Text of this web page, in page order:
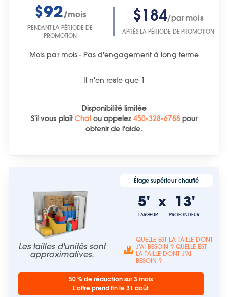
$92/mois
PENDANT LA PÉRIODE DE
PROMOTION
$184/par mois
APRÈS LA PÉRIODE DE PROMOTION
Mois par mois - Pas d'engagement à long terme
Il n'en reste que 1
Disponibilité limitée
S'il vous plaîtChatou appelez450-328-6788 pour
obtenir de l'aide.
Les tailles d'unités sont
approximatives.
Étage supérieur chauffé
5'
LARGEUR
x 13'
PROFONDEUR
QUELLE EST LA TAILLE DONT
J'AI BESOIN ? QUELLE EST
LA TAILLE DONT J'AI
BESOIN ?
50 % de réduction sur 3 mois
L'offre prend fin le 31 août